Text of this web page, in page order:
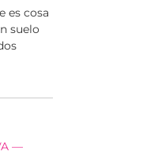
es cosa
suelo
—